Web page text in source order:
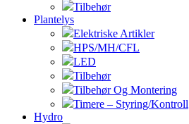
Tilbehør
Plantelys
Elektriske Artikler
HPS/MH/CFL
LED
Tilbehør
Tilbehør Og Montering
Timere – Styring/Kontroll
Hydro